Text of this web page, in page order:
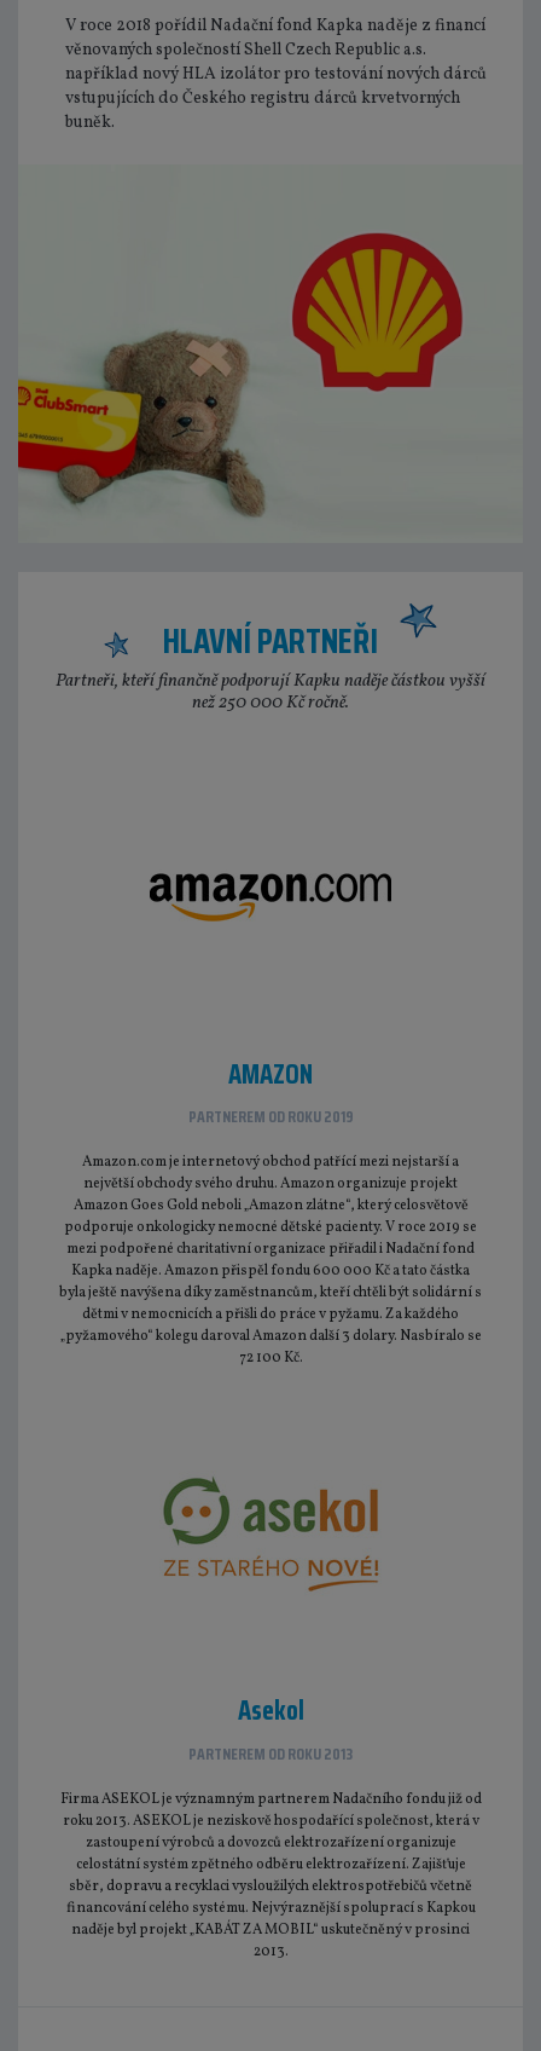
V roce 2018 pořídil Nadační fond Kapka naděje z financí
věnovaných společností Shell Czech Republic a.s.
například nový HLA izolátor pro testování nových dárců
vstupujících do Českého registru dárců krvetvorných
buněk.
HLAVNÍ PARTNEŘI
Partneři, kteří finančně podporují Kapku naděje částkou vyšší
než 250 000 Kč ročně.
AMAZON
PARTNEREM OD ROKU 2019
Amazon.com je internetový obchod patřící mezi nejstarší a
největší obchody svého druhu. Amazon organizuje projekt
Amazon Goes Gold neboli „Amazon zlátne“, který celosvětově
podporuje onkologicky nemocné dětské pacienty. V roce 2019 se
mezi podpořené charitativní organizace přiřadil i Nadační fond
Kapka naděje. Amazon přispěl fondu 600 000 Kč a tato částka
byla ještě navýšena díky zaměstnancům, kteří chtěli být solidární s
dětmi v nemocnicích a přišli do práce v pyžamu. Za každého
„pyžamového“ kolegu daroval Amazon další 3 dolary. Nasbíralo se
72 100 Kč.
Asekol
PARTNEREM OD ROKU 2013
Firma ASEKOL je významným partnerem Nadačního fondu již od
roku 2013. ASEKOL je neziskově hospodařící společnost, která v
zastoupení výrobců a dovozců elektrozařízení organizuje
celostátní systém zpětného odběru elektrozařízení. Zajišťuje
sběr, dopravu a recyklaci vysloužilých elektrospotřebičů včetně
financování celého systému. Nejvýraznější spoluprací s Kapkou
naděje byl projekt „KABÁT ZA MOBIL“ uskutečněný v prosinci
2013.